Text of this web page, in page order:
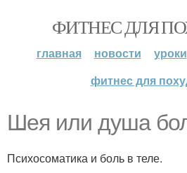
ФИТНЕС ДЛЯ
главная новости уроки
фитнес для
Шея или душа
Психосоматика и боль в теле.